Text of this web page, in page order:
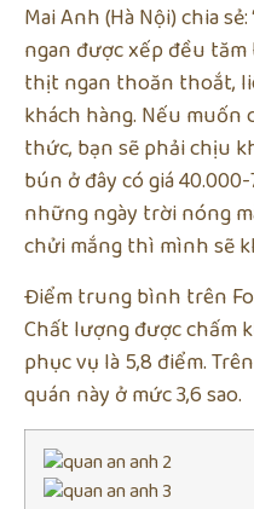
Mai Anh (Hà Nội) chia
ngan được xếp đều
thịt ngan thoăn thoắt,
khách hàng. Nếu
thức, bạn sẽ phải chịu
bún ở đây có giá
những ngày trời nóng
chửi mắng thì mình sẽ
Điểm trung bình trên
Chất lượng được chấm
phục vụ là 5,8 điểm.
quán này ở mức 3,6 sao.